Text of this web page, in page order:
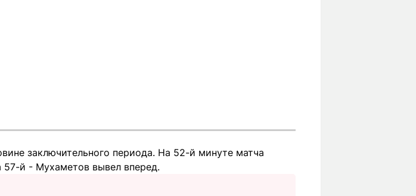
заключительного периода. На 52-й минуте матча
57-й - Мухаметов вывел вперед.